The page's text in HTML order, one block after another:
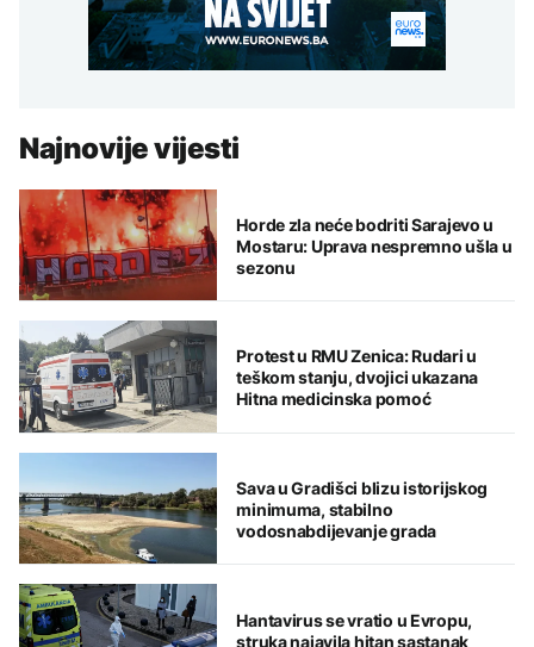
Najnovije vijesti
Horde zla neće bodriti Sarajevo u
Mostaru: Uprava nespremno ušla u
sezonu
Protest u RMU Zenica: Rudari u
teškom stanju, dvojici ukazana
Hitna medicinska pomoć
Sava u Gradišci blizu istorijskog
minimuma, stabilno
vodosnabdijevanje grada
Hantavirus se vratio u Evropu,
struka najavila hitan sastanak